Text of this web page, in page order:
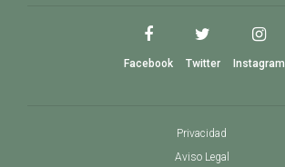
Facebook Twitter Instagram
Privacidad
Aviso Legal